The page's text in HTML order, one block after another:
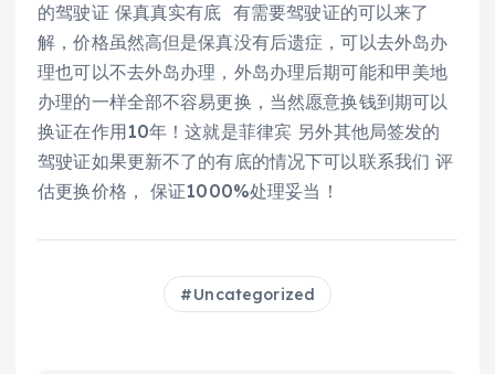
的驾驶证 保真真实有底 有需要驾驶证的可以来了
解，价格虽然高但是保真没有后遗症，可以去外岛办
理也可以不去外岛办理，外岛办理后期可能和甲美地
办理的一样全部不容易更换，当然愿意换钱到期可以
换证在作用10年！这就是菲律宾 另外其他局签发的
驾驶证如果更新不了的有底的情况下可以联系我们 评
估更换价格， 保证1000%处理妥当！
Uncategorized